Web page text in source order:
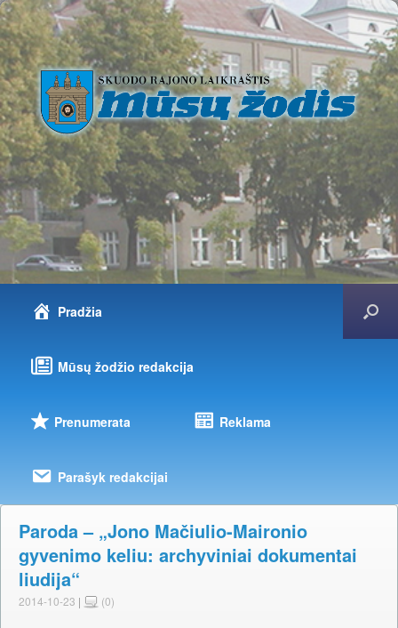
Pradžia
Mūsų žodžio redakcija
Prenumerata Reklama
Parašyk redakcijai
Paroda – „Jono Mačiulio-Maironio
gyvenimo keliu: archyviniai dokumentai
liudija“
2014-10-23 | (0)